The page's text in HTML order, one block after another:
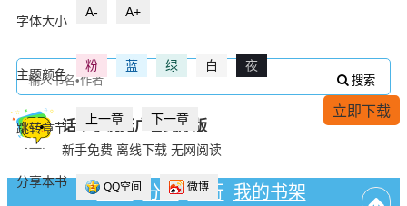
楚野
还不知道哪个女人，有时候想我半夜会偷
偷摸眼泪呢。
字体大小 A- A+
主题颜色 粉 蓝 绿 白 夜
跳转章节 上一章 下一章
分享本书 QQ空间 微博
搜索
话本小说无广告纯净版
新手免费 离线下载 无网阅读
立即下载
首页 分类 排行 我的书架